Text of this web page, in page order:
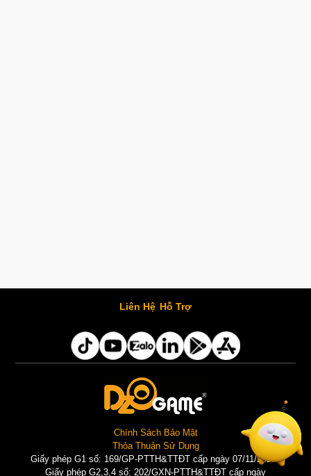
Liên Hệ Hỗ Trợ
Chính Sách Bảo Mật
Thỏa Thuận Sử Dụng
Giấy phép G1 số: 169/GP-PTTH&TTĐT cấp ngày 07/11/2025 |
Giấy phép G2,3,4 số: 202/GXN-PTTH&TTĐT cấp ngày